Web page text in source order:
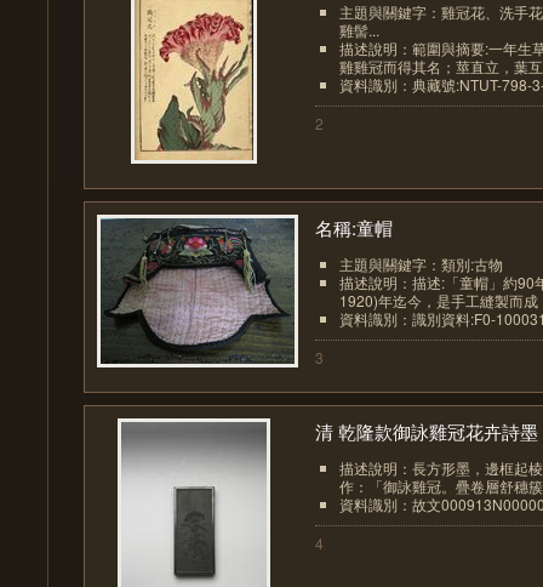
主題與關鍵字：雞冠花、洗手
雞髻...
描述說明：範圍與摘要:一年生
雞雞冠而得其名；莖直立，葉
資料識別：典藏號:NTUT-798-
2
名稱:童帽
主題與關鍵字：類別:古物
描述說明：描述:「童帽」約90
1920)年迄今，是手工縫製而成
資料識別：識別資料:F0-
3
清 乾隆款御詠雞冠花卉詩墨
描述說明：長方形墨，邊框起
作：「御詠雞冠。疊卷層舒穗
資料識別：故文
4